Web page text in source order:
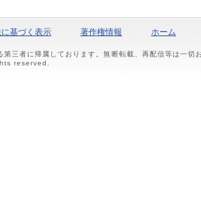
基づく表示 著作権情報 ホーム
三者に帰属しております。無断転載、再配信等は一切
reserved.